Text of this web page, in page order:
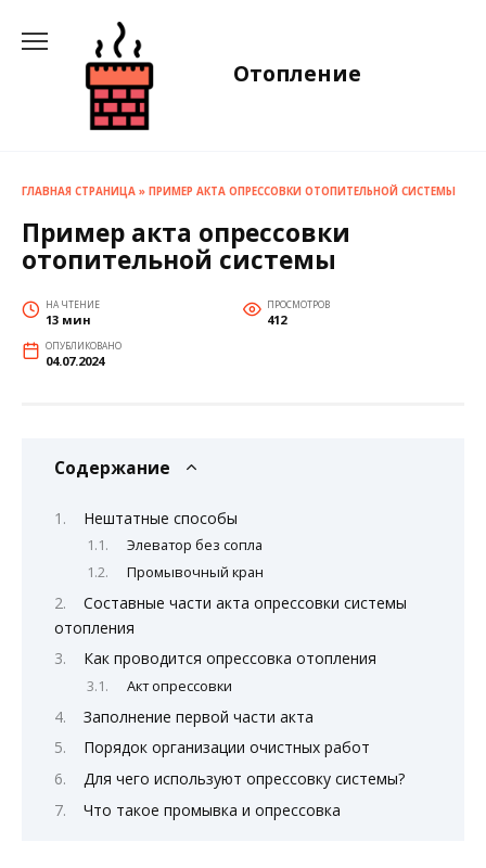
содержанию
Отопление
ГЛАВНАЯ СТРАНИЦА » ПРИМЕР АКТА ОПРЕССОВКИ ОТОПИТЕЛЬНОЙ СИСТЕМЫ
Пример акта опрессовки
отопительной системы
НА ЧТЕНИЕ
13 мин
ПРОСМОТРОВ
412
ОПУБЛИКОВАНО
04.07.2024
Содержание
Нештатные способы
Элеватор без сопла
Промывочный кран
Составные части акта опрессовки системы
отопления
Как проводится опрессовка отопления
Акт опрессовки
Заполнение первой части акта
Порядок организации очистных работ
Для чего используют опрессовку системы?
Что такое промывка и опрессовка